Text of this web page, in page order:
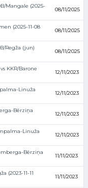
Mangale (2025-
08/11/2025
(2025-11-08
08/11/2025
Regža (jun)
08/11/2025
KKR/Barone
12/11/2023
Linuža
12/11/2023
Bērziņa
12/11/2023
Linuža
12/11/2023
Bērziņa
11/11/2023
(2023-11-11
11/11/2023